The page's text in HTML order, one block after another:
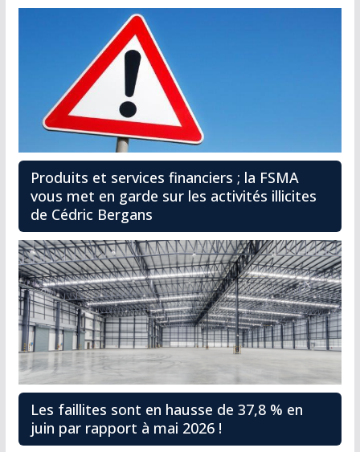
Produits et services financiers ; la FSMA
vous met en garde sur les activités illicites
de Cédric Bergans
Les faillites sont en hausse de 37,8 % en
juin par rapport à mai 2026 !